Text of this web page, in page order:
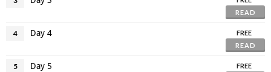
READ
4 Day 4
FREE
READ
5 Day 5
FREE